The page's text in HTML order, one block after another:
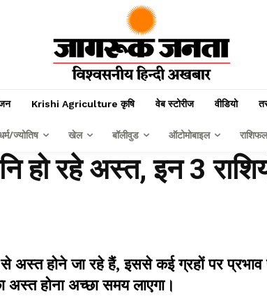
Krishi Agriculture कृषि वेब स्टोरीज वीडियो
ज्योतिष खेल बॉलीवुड ऑटोमोबाइल राशिफल
हो रहे अस्त, इन 3
अस्त होने जा रहे हैं, इससे कई ग्रहों पर
होना अच्छा समय लाएगा।